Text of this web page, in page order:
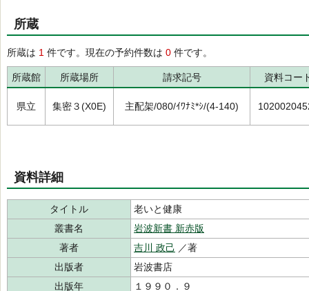
所蔵
所蔵は 1 件です。現在の予約件数は 0 件です。
所蔵館 所蔵場所 請求記号 資料コー
県立 集密３(X0E) 主配架/080/ｲﾜﾅﾐ*ｼ/(4-140)
資料詳細
タイトル
老いと健康
叢書名
岩波新書 新赤版
著者
吉川 政己 ／著
出版者
岩波書店
出版年
１９９０．９